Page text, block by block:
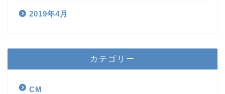
2019年4月
カテゴリー
CM